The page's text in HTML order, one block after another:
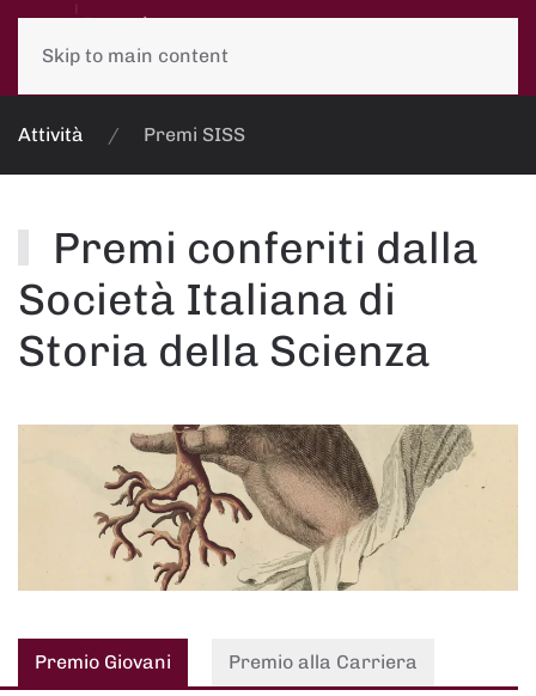
Skip to main content
Attività Premi SISS
Premi conferiti dalla
Società Italiana di
Storia della Scienza
Premio Giovani Premio alla Carriera